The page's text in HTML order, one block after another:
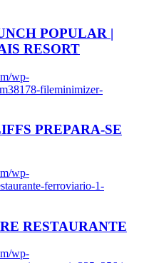
POPULAR |
RESORT
wp-
fileminimizer-
PREPARA-SE
wp-
ferroviario-1-
RESTAURANTE
wp-